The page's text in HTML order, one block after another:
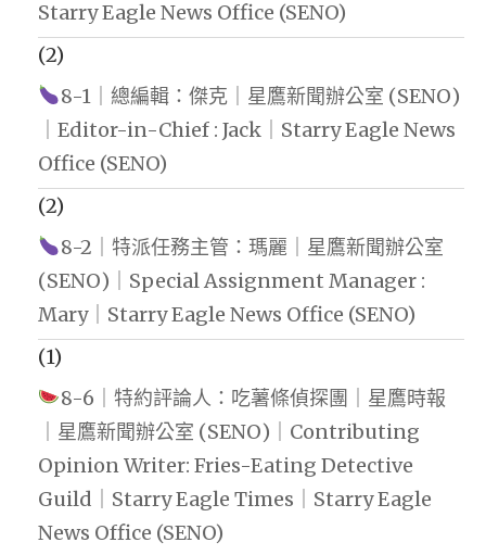
Starry Eagle News Office (SENO)
(2)
8-1｜總編輯：傑克｜星鷹新聞辦公室 (SENO)
｜Editor-in-Chief : Jack｜Starry Eagle News
Office (SENO)
(2)
8-2｜特派任務主管：瑪麗｜星鷹新聞辦公室
(SENO)｜Special Assignment Manager :
Mary｜Starry Eagle News Office (SENO)
(1)
8-6｜特約評論人：吃薯條偵探團｜星鷹時報
｜星鷹新聞辦公室 (SENO)｜Contributing
Opinion Writer: Fries-Eating Detective
Guild｜Starry Eagle Times｜Starry Eagle
News Office (SENO)